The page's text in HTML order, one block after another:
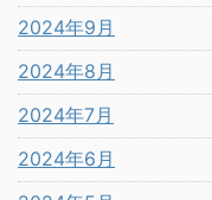
2024年9月
2024年8月
2024年7月
2024年6月